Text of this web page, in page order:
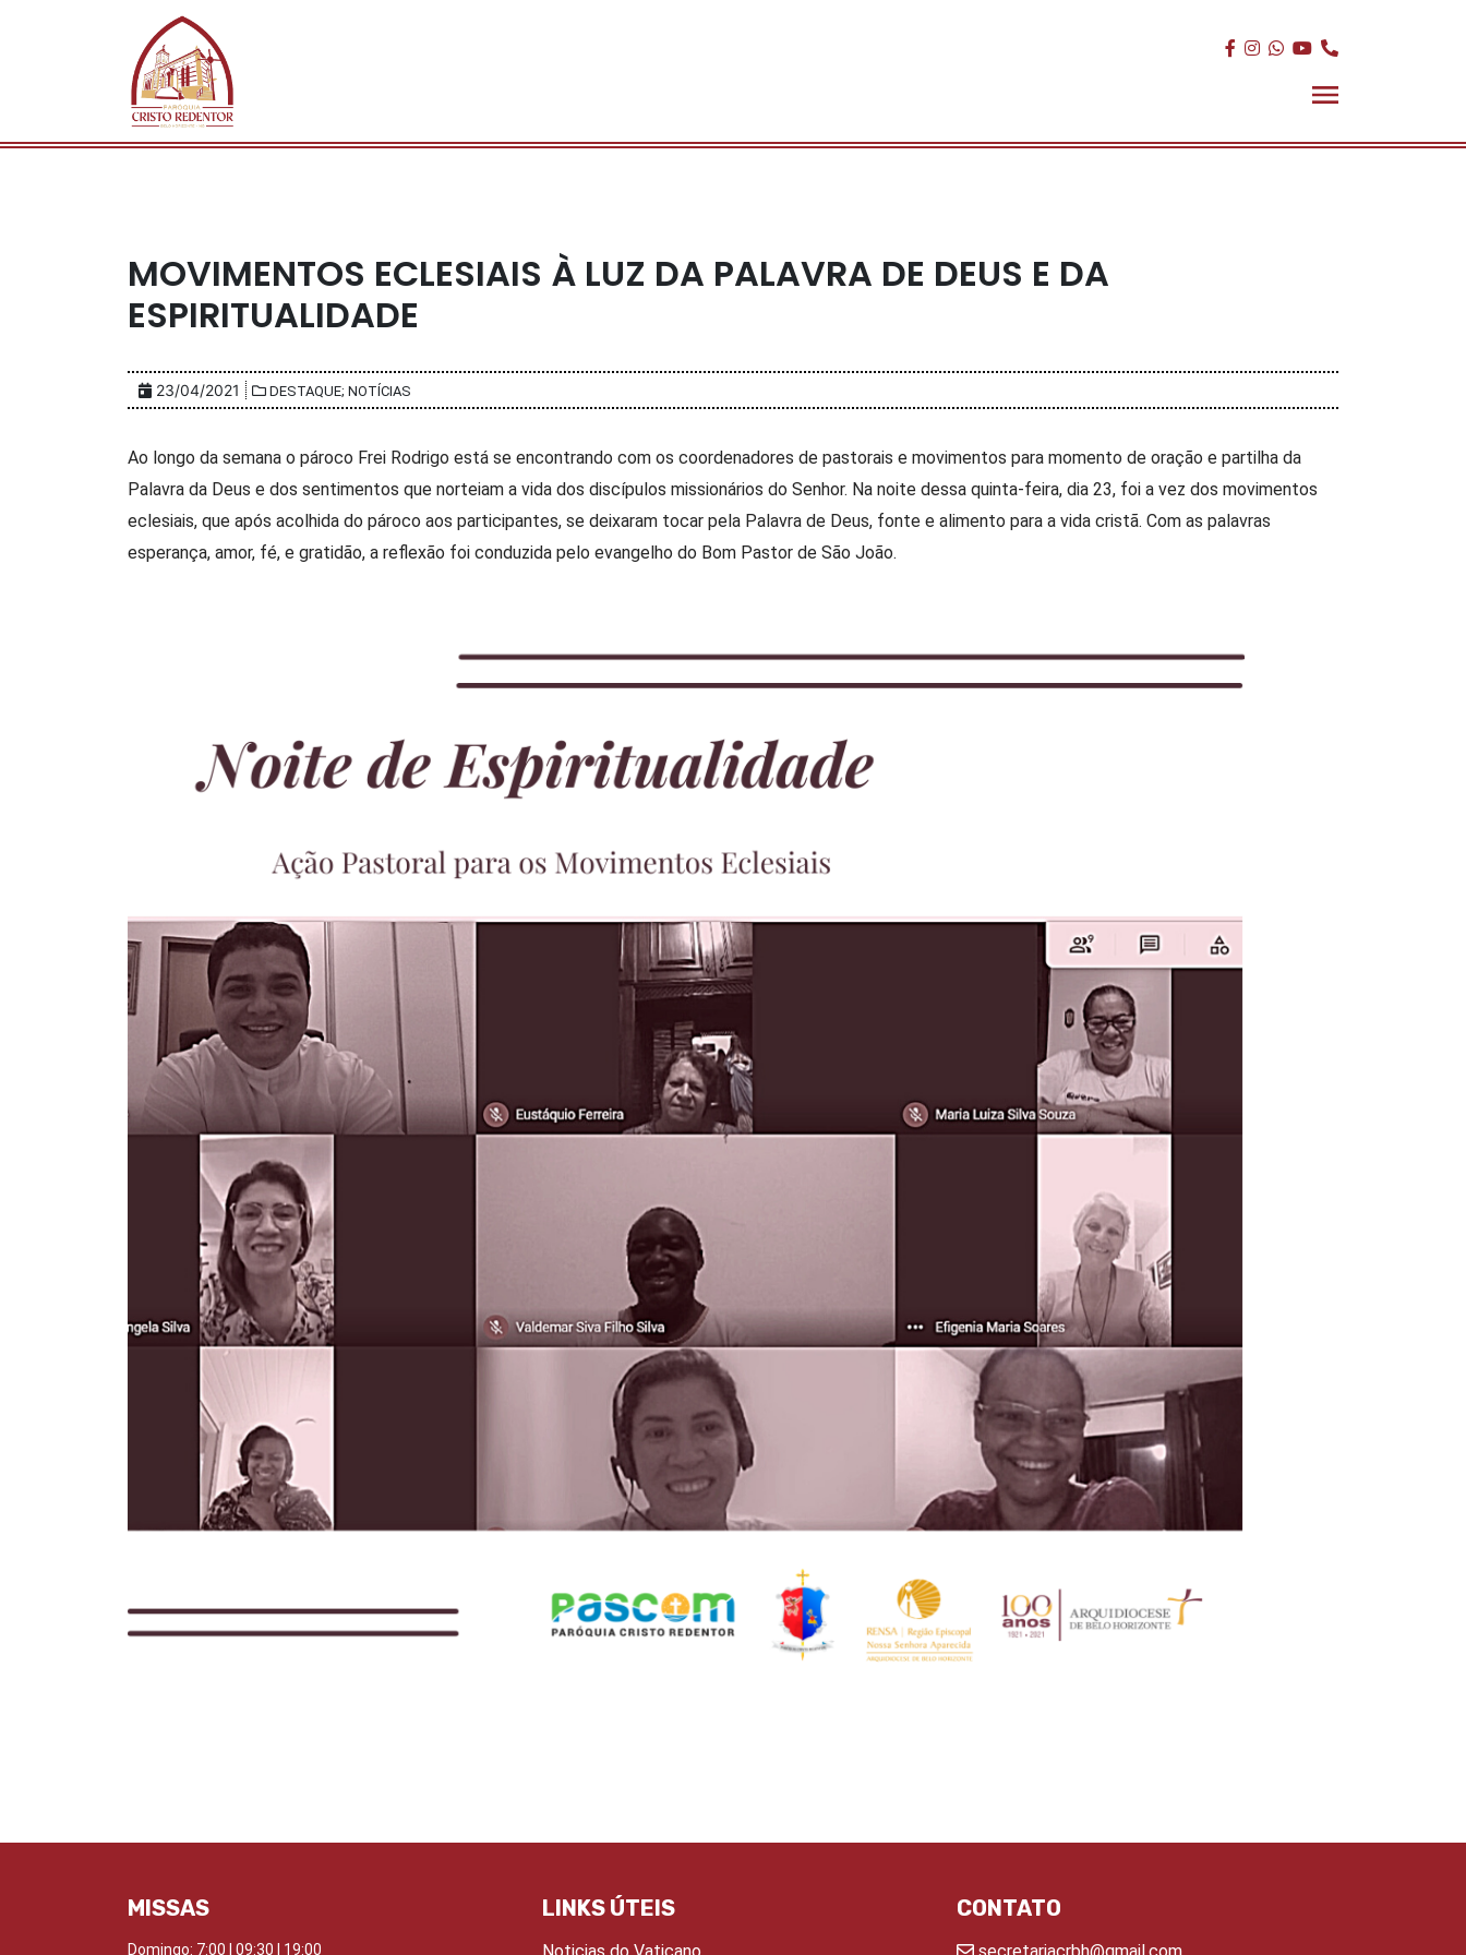
MOVIMENTOS ECLESIAIS À LUZ DA PALAVRA DE DEUS E DA
ESPIRITUALIDADE
23/04/2021 DESTAQUE; NOTÍCIAS
Ao longo da semana o pároco Frei Rodrigo está se encontrando com os coordenadores de pastorais e movimentos para momento de oração e partilha da
Palavra da Deus e dos sentimentos que norteiam a vida dos discípulos missionários do Senhor. Na noite dessa quinta-feira, dia 23, foi a vez dos movimentos
eclesiais, que após acolhida do pároco aos participantes, se deixaram tocar pela Palavra de Deus, fonte e alimento para a vida cristã. Com as palavras
esperança, amor, fé, e gratidão, a reflexão foi conduzida pelo evangelho do Bom Pastor de São João.
MISSAS
Domingo: 7:00 | 09:30 | 19:00
LINKS ÚTEIS CONTATO